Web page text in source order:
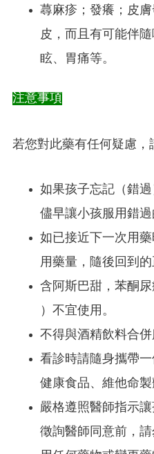
蕁麻疹；發癢；皮
皮，而且有可能伴
眩、胃痛等。
注意事項
若您對此藥有任何疑慮，
如果孩子忘記（錯
儘早讓小孩服用錯過
如已接近下一次用
用藥量，隨後回到的
含阿斯巴甜，苯酮尿
）不宜使用。
不得與酒精飲料合併
看診時請隨身攜帶一
健康食品、維他命製
嚴格遵照醫師指示
徵詢醫師同意前，